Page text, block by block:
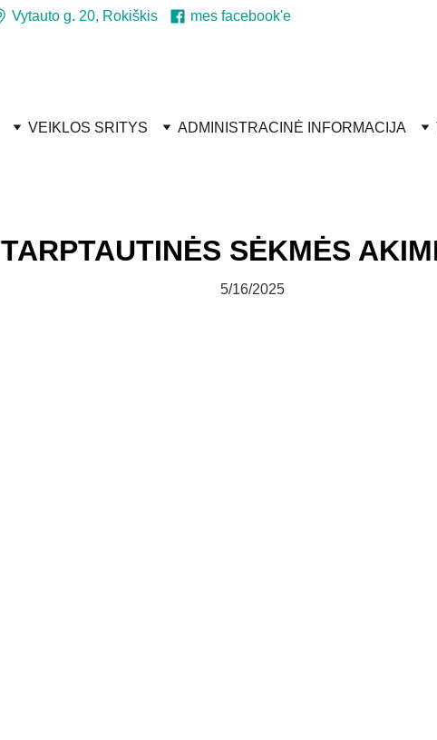
VEIKLOS SRITYS ADMINISTRACINĖ INFORMACIJA
TARPTAUTINĖS SĖKMĖS
5/16/2025
Vytauto g. 20, Rokiškis mes facebook'e